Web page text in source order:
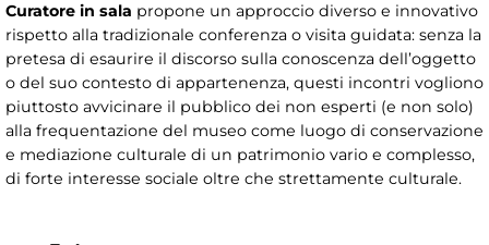
Curatore in sala propone un approccio diverso e innovativo
rispetto alla tradizionale conferenza o visita guidata: senza la
pretesa di esaurire il discorso sulla conoscenza dell’oggetto
o del suo contesto di appartenenza, questi incontri vogliono
piuttosto avvicinare il pubblico dei non esperti (e non solo)
alla frequentazione del museo come luogo di conservazione
e mediazione culturale di un patrimonio vario e complesso,
di forte interesse sociale oltre che strettamente culturale.